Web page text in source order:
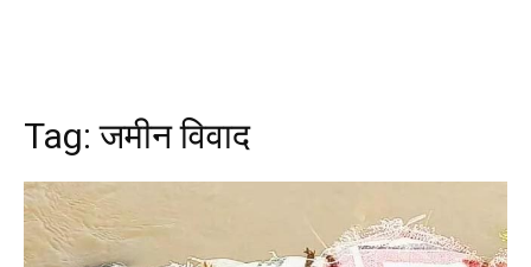
Tag:जमीन विवाद